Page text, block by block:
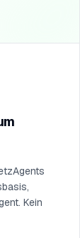
Kein